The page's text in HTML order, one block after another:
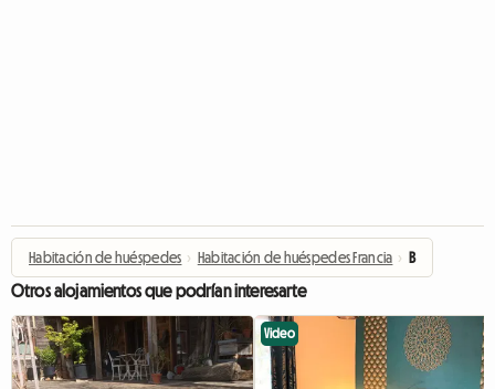
Habitación de huéspedes › Habitación de huéspedes Francia › B
Otros alojamientos que podrían interesarte
Video